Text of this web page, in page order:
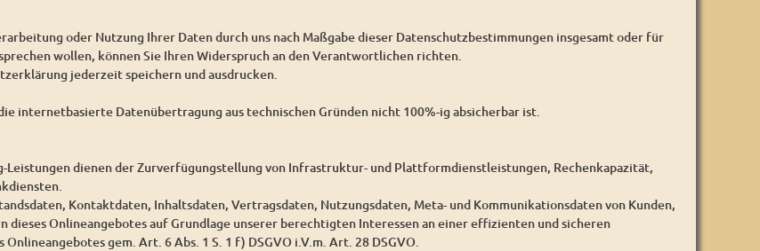
oder Nutzung Ihrer Daten durch uns nach Maßgabe dieser Datenschutzbestimmungen insgesamt oder für
wollen, können Sie Ihren Widerspruch an den Verantwortlichen richten.
jederzeit speichern und ausdrucken.
internetbasierte Datenübertragung aus technischen Gründen nicht 100%-ig absicherbar ist.
Leistungen dienen der Zurverfügungstellung von Infrastruktur- und Plattformdienstleistungen, Rechenkapazität,
Kontaktdaten, Inhaltsdaten, Vertragsdaten, Nutzungsdaten, Meta- und Kommunikationsdaten von Kunden,
dieses Onlineangebotes auf Grundlage unserer berechtigten Interessen an einer effizienten und sicheren
gem. Art. 6 Abs. 1 S. 1 f) DSGVO i.V.m. Art. 28 DSGVO.